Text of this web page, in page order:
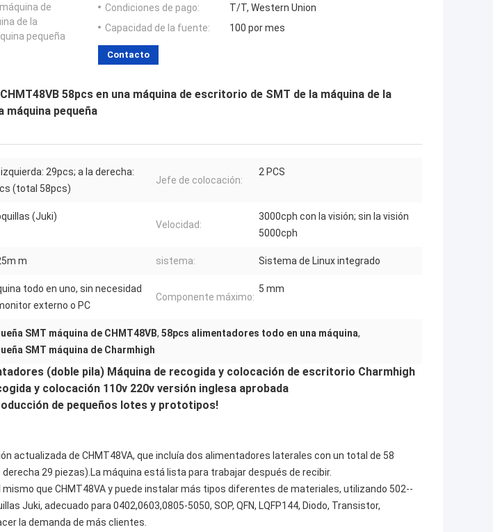
de
de la
pequeña
Condiciones de pago:
T/T, Western Union
Capacidad de la fuente:
100 por mes
Contacto
58pcs en una máquina de escritorio de SMT de la máquina de la
máquina pequeña
29pcs; a la derecha:
(total 58pcs)
Jefe de colocación:
2 PCS
(Juki)
Velocidad:
3000cph con la visión; sin la visión
5000cph
m sistema: Sistema de Linux integrado
todo en uno, sin necesidad
externo o PC
Componente máximo:
5 mm
SMT máquina de CHMT48VB, 58pcs alimentadores todo en una máquina,
SMT máquina de Charmhigh
(doble pila) Máquina de recogida y colocación de escritorio Charmhigh
y colocación 110v 220v versión inglesa aprobada
de pequeños lotes y prototipos!
actualizada de CHMT48VA, que incluía dos alimentadores laterales con un total de 58
29 piezas).La máquina está lista para trabajar después de recibir.
que CHMT48VA y puede instalar más tipos diferentes de materiales, utilizando 502--
Juki, adecuado para 0402,0603,0805-5050, SOP, QFN, LQFP144, Diodo, Transistor,
la demanda de más clientes.